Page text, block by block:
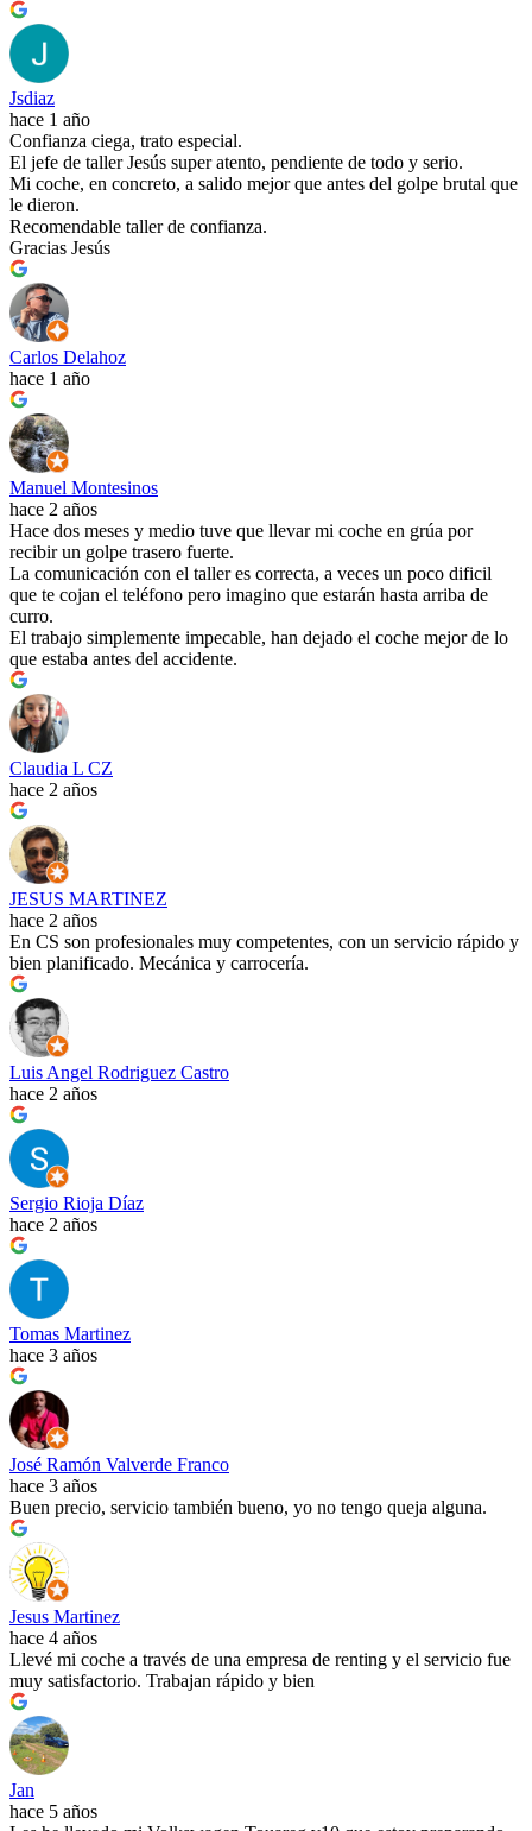
Jsdiaz
hace 1 año
Confianza ciega, trato especial.
El jefe de taller Jesús super atento, pendiente de todo y serio.
Mi coche, en concreto, a salido mejor que antes del golpe brutal que
le dieron.
Recomendable taller de confianza.
Gracias Jesús
Carlos Delahoz
hace 1 año
Manuel Montesinos
hace 2 años
Hace dos meses y medio tuve que llevar mi coche en grúa por
recibir un golpe trasero fuerte.
La comunicación con el taller es correcta, a veces un poco dificil
que te cojan el teléfono pero imagino que estarán hasta arriba de
curro.
El trabajo simplemente impecable, han dejado el coche mejor de lo
que estaba antes del accidente.
Claudia L CZ
hace 2 años
JESUS MARTINEZ
hace 2 años
En CS son profesionales muy competentes, con un servicio rápido y
bien planificado. Mecánica y carrocería.
Luis Angel Rodriguez Castro
hace 2 años
Sergio Rioja Díaz
hace 2 años
Tomas Martinez
hace 3 años
José Ramón Valverde Franco
hace 3 años
Buen precio, servicio también bueno, yo no tengo queja alguna.
Jesus Martinez
hace 4 años
Llevé mi coche a través de una empresa de renting y el servicio fue
muy satisfactorio. Trabajan rápido y bien
Jan
hace 5 años